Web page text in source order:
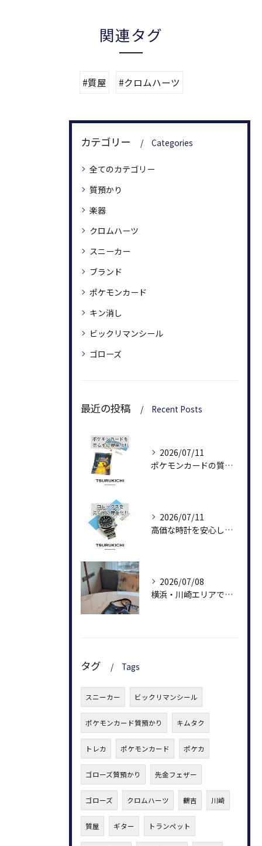
関連タグ
#質屋 #クロムハーツ
カテゴリー Categories
全てのカテゴリー
質預かり
楽器
クロムハーツ
スニーカー
ブランド
ポケモンカード
キン消し
ビックリマンシール
ゴローズ
最近の投稿 Recent Posts
2026/07/11
ポケモンカードの質預かりを検討中の方へ
2026/07/11
高価な時計を安心して預けられます。
2026/07/08
横浜・川崎エリアで質屋を利用するなら鶴吉質店
タグ Tags
スニーカー ビックリマンシール
ポケモンカード質預かり キムタク
トレカ ポケモンカード ポケカ
ゴローズ質預かり 先金フェザー
ゴローズ クロムハーツ 鶴吉 川崎
質屋 ギター トランペット